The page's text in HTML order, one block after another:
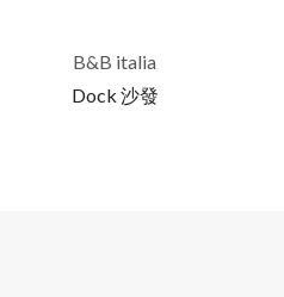
B&B italia
Dock 沙發